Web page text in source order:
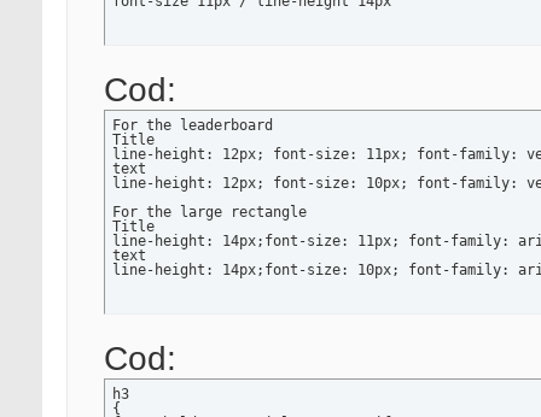
Cod:
For the leaderboard
Title
line-height: 12px; font-size: 11px; font-family:
text
line-height: 12px; font-size: 10px; font-family:
For the large rectangle
Title
line-height: 14px;font-size: 11px; font-family:
text
line-height: 14px;font-size: 10px; font-family:
Cod:
h3
{